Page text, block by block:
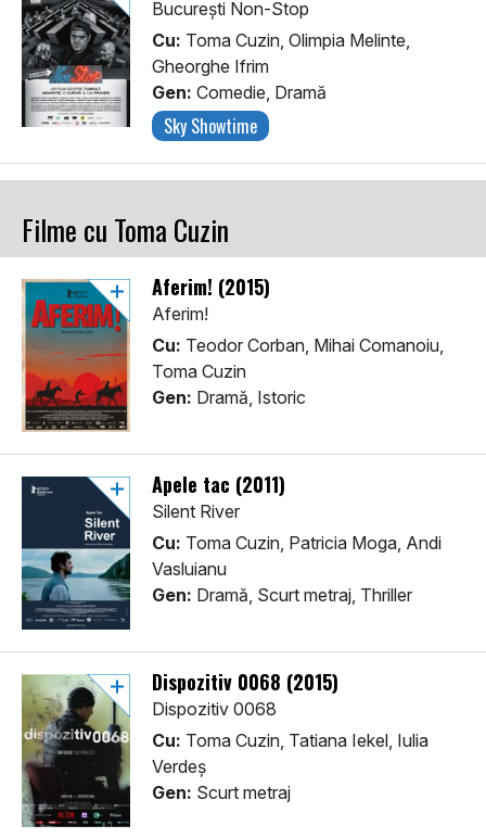
București Non-Stop
Cu: Toma Cuzin, Olimpia Melinte,
Gheorghe Ifrim
Gen: Comedie, Dramă
Sky Showtime
Filme cu Toma Cuzin
Aferim! (2015)
Aferim!
Cu: Teodor Corban, Mihai Comanoiu,
Toma Cuzin
Gen: Dramă, Istoric
Apele tac (2011)
Silent River
Cu: Toma Cuzin, Patricia Moga, Andi
Vasluianu
Gen: Dramă, Scurt metraj, Thriller
Dispozitiv 0068 (2015)
Dispozitiv 0068
Cu: Toma Cuzin, Tatiana Iekel, Iulia
Verdeș
Gen: Scurt metraj